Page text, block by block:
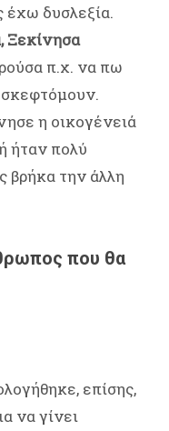
έχω δυσλεξία.
Ξεκίνησα
π.χ. να πω
η οικογένειά
ήταν πολύ
βρήκα την άλλη
που θα
επίσης,
να γίνει